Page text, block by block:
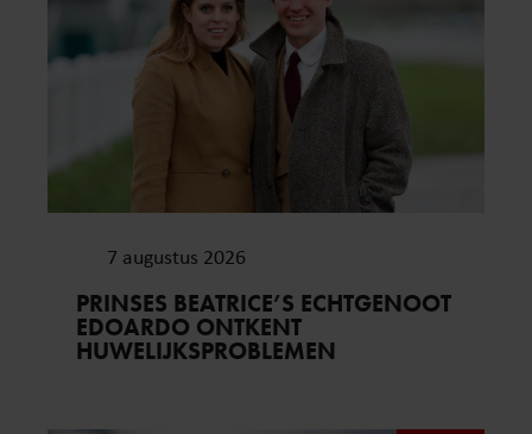
7 augustus 2026
PRINSES BEATRICE’S ECHTGENOOT
EDOARDO ONTKENT
HUWELIJKSPROBLEMEN